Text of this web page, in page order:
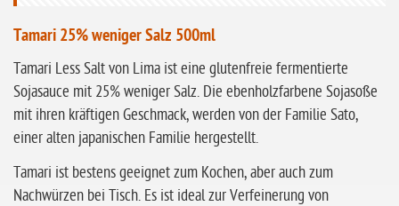
Tamari 25% weniger Salz 500ml
Tamari Less Salt von Lima ist eine glutenfreie fermentierte
Sojasauce mit 25% weniger Salz. Die ebenholzfarbene Sojasoße
mit ihren kräftigen Geschmack, werden von der Familie Sato,
einer alten japanischen Familie hergestellt.
Tamari ist bestens geeignet zum Kochen, aber auch zum
Nachwürzen bei Tisch. Es ist ideal zur Verfeinerung von